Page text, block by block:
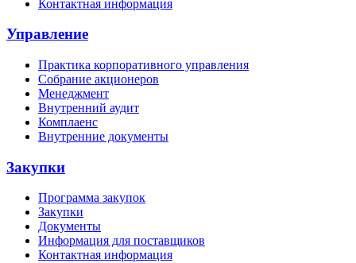
Контактная информация
Управление
Практика корпоративного управления
Собрание акционеров
Менеджмент
Внутренний аудит
Комплаенс
Внутренние документы
Закупки
Программа закупок
Закупки
Документы
Информация для поставщиков
Контактная информация